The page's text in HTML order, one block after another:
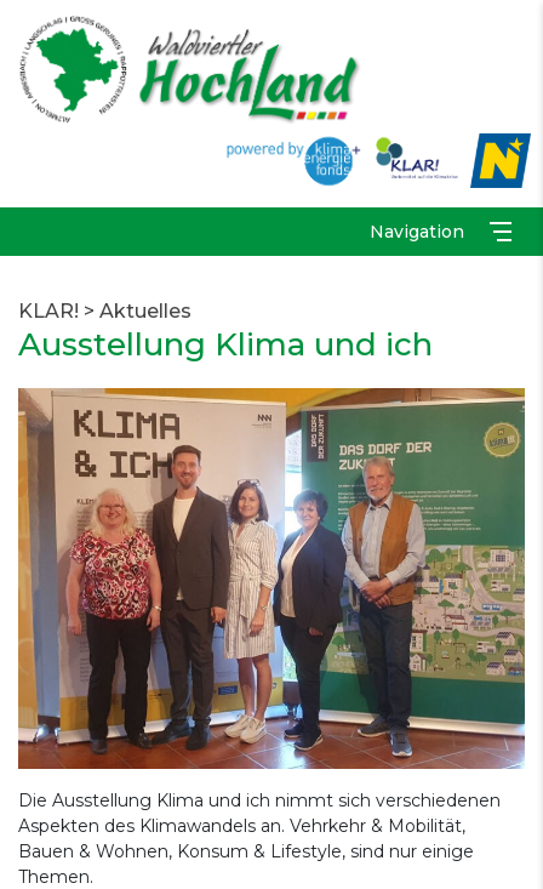
Navigation
KLAR! > Aktuelles
Ausstellung Klima und ich
Die Ausstellung Klima und ich nimmt sich verschiedenen
Aspekten des Klimawandels an. Vehrkehr & Mobilität,
Bauen & Wohnen, Konsum & Lifestyle, sind nur einige
Themen.